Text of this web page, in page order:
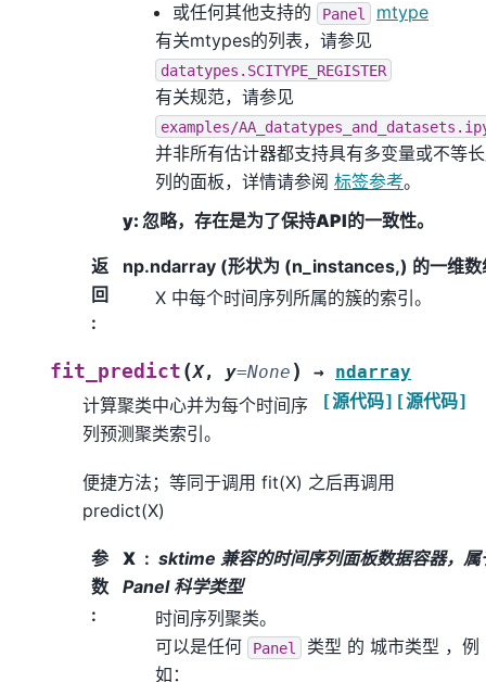
或任何其他支持的
Panel
mtype
有关mtypes的列表，请参见
datatypes.SCITYPE_REGISTER
有关规范，请参见
examples/
并非所有估计器都支持具有多变量或不等
列的面板，详情请参阅 标签参考。
y: 忽略，存在是为了保持API的一致性。
返
回
:
np.ndarray (形状为 (n_instances,) 的一维数
X 中每个时间序列所属的簇的索引。
fit_predict (X, y=None ) → ndarray
[源代码]
[源代码]
计算聚类中心并为每个时间序
列预测聚类索引。
便捷方法；等同于调用 fit(X) 之后再调用
predict(X)
参
数
:
X
sktime 兼容的时间序列面板数据容器，属
Panel 科学类型
时间序列聚类。
可以是任何
Panel 类型 的 城市类型 ，例
如：